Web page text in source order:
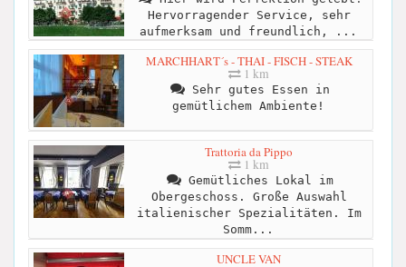
Hervorragender Service, sehr
aufmerksam und freundlich, ...
MARCHHART´s - THAI - FISCH - STEAK
1 km
Sehr gutes Essen in
gemütlichem Ambiente!
Trattoria da Pippo
1 km
Gemütliches Lokal im
Obergeschoss. Große Auswahl
italienischer Spezialitäten. Im
Somm...
UNCLE VAN